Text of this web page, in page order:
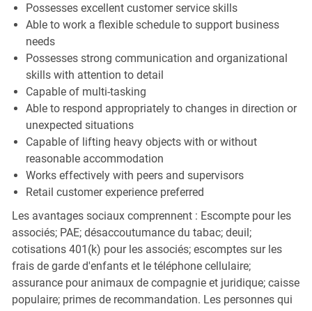
Possesses excellent customer service skills
Able to work a flexible schedule to support business
needs
Possesses strong communication and organizational
skills with attention to detail
Capable of multi-tasking
Able to respond appropriately to changes in direction or
unexpected situations
Capable of lifting heavy objects with or without
reasonable accommodation
Works effectively with peers and supervisors
Retail customer experience preferred
Les avantages sociaux comprennent : Escompte pour les
associés; PAE; désaccoutumance du tabac; deuil;
cotisations 401(k) pour les associés; escomptes sur les
frais de garde d'enfants et le téléphone cellulaire;
assurance pour animaux de compagnie et juridique; caisse
populaire; primes de recommandation. Les personnes qui